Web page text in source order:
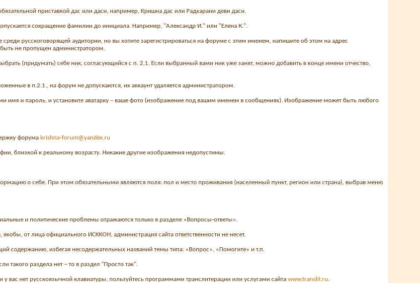
приставкой дас или даси, например, Кришна дас или Радхарани деви даси.
сокращение фамилии до инициала. Например, "Александр И." или "Елена К.".
русскоговорящей аудитории, но вы хотите зарегистрироваться на форуме с этим именем, напишите об этом на адрес
не пропущен администратором.
(придумать) себе ник, согласующийся с п. 2.1. Если выбранный вами ник уже занят, можно добавить в конце имени отчество,
в п.2.1., на форум не допускаются, их аккаунт удаляется администратором.
имя и пароль, и установите аватарку – ваше фото (изображение под вашим именем в сообщениях). Изображение может быть любого
форума krishna-forum@yandex.ru
близкой к реальному возрасту. Никакие другие изображения недопустимы.
о себе. При этом обязательными являются поля: пол и место проживания (населенный пункт, регион или страна), выбрав меню
и политические проблемы отражаются только в разделе «Вопросы-ответы».
от лица официального ИСККОН, администрация сайта ответственности не несет.
содержанию, избегая несодержательных названий темы типа: «Вопрос», «Помогите» и т.п.
такого раздела нет – то в раздел "Просто так".
вас нет русскоязычной клавиатуры, пользуйтесь программами транслитерации или услугами сайта www.translit.ru.